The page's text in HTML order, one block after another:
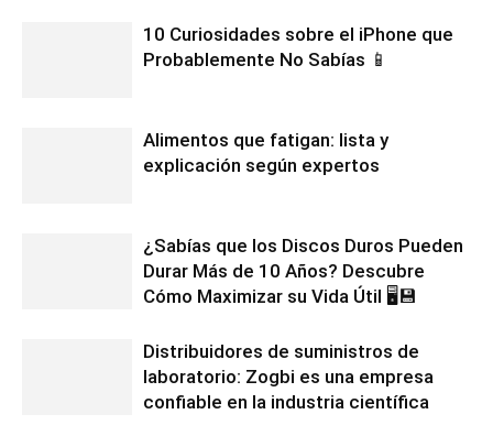
10 Curiosidades sobre el iPhone que
Probablemente No Sabías 📱
Alimentos que fatigan: lista y
explicación según expertos
¿Sabías que los Discos Duros Pueden
Durar Más de 10 Años? Descubre
Cómo Maximizar su Vida Útil 🖥️💾
Distribuidores de suministros de
laboratorio: Zogbi es una empresa
confiable en la industria científica